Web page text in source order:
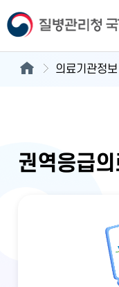
의료기관정보
권역응급의